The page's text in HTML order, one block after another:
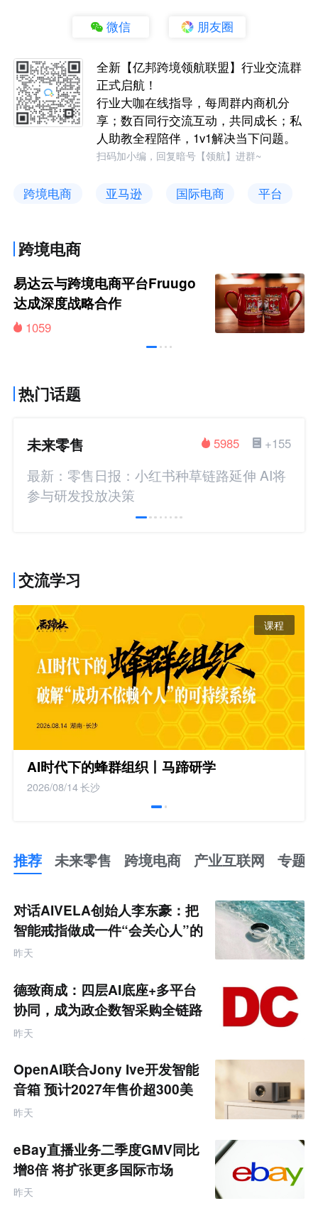
微信 朋友圈
全新【亿邦跨境领航联盟】行业交流群
正式启航！
行业大咖在线指导，每周群内商机分
享；数百同行交流互动，共同成长；私
人助教全程陪伴，1v1解决当下问题。
扫码加小编，回复暗号【领航】进群~
跨境电商 亚马逊 国际电商 平台
跨境电商
易达云与跨境电商平台Fruugo
达成深度战略合作
1059
热门话题
未来零售 +155
5985
最新：零售日报：小红书种草链路延伸 AI将
参与研发投放决策
交流学习
课程
AI时代下的蜂群组织丨马蹄研学
2026/08/14长沙
推荐 未来零售 跨境电商 产业互联网 专题
来
零
售
跨
境
商
产
业
互
联
网
对话AIVELA创始人李东豪：把
智能戒指做成一件“会关心人”的
饰品
昨天
德致商成：四层AI底座+多平台
协同，成为政企数智采购全链路
服务商
昨天
OpenAI联合Jony Ive开发智能
音箱 预计2027年售价超300美
元
昨天
eBay直播业务二季度GMV同比
增8倍 将扩张更多国际市场
昨天